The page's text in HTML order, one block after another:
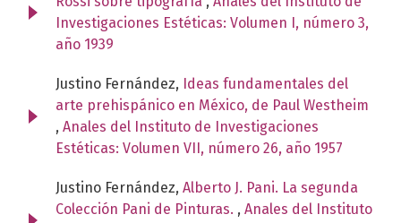
Investigaciones Estéticas: Volumen I, número 3,
año 1939
Justino Fernández, Ideas fundamentales del
arte prehispánico en México, de Paul Westheim
, Anales del Instituto de Investigaciones
Estéticas: Volumen VII, número 26, año 1957
Justino Fernández, Alberto J. Pani. La segunda
Colección Pani de Pinturas. , Anales del Instituto